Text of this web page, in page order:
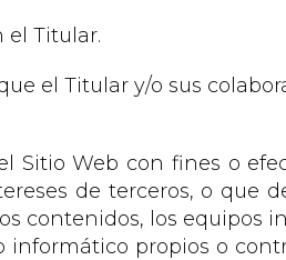
el Titular.
el Titular y/o sus
Sitio Web con fines o
de terceros, o que
contenidos, los equipos
informático propios o